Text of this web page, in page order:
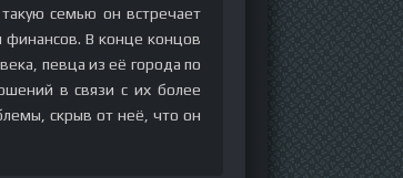
семью он встречает
финансов. В конце концов
певца из её города по
в связи с их более
скрыв от неё, что он